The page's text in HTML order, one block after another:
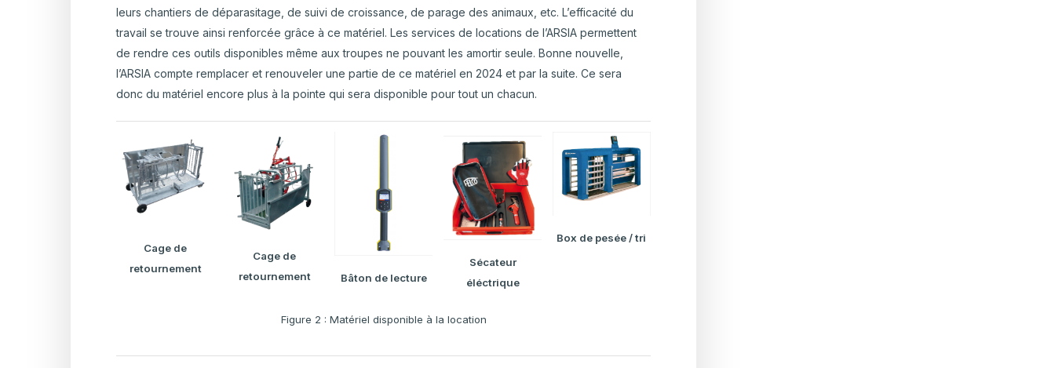
leurs chantiers de déparasitage, de suivi de croissance, de parage des animaux, etc. L’efficacité du
travail se trouve ainsi renforcée grâce à ce matériel. Les services de locations de l’ARSIA permettent
de rendre ces outils disponibles même aux troupes ne pouvant les amortir seule. Bonne nouvelle,
l’ARSIA compte remplacer et renouveler une partie de ce matériel en 2024 et par la suite. Ce sera
donc du matériel encore plus à la pointe qui sera disponible pour tout un chacun.
Cage de
retournement
Cage de
retournement
Bâton de lecture
Sécateur
éléctrique
Box de pesée / tri
Figure 2 : Matériel disponible à la location